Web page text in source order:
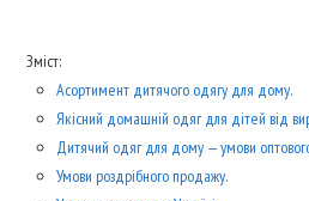
Зміст:
Асортимент дитячого одягу для дому.
Якісний домашній одяг для дітей від
Дитячий одяг для дому — умови
Умови роздрібного продажу.